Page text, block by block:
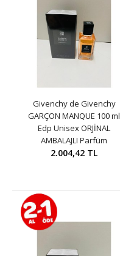
Givenchy de Givenchy
GARÇON MANQUE 100 ml
Edp Unisex ORJİNAL
AMBALAJLI Parfüm
2.004,42 TL